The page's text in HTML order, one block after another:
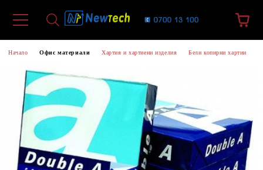
Начало Офис материали Хартия и хартиени изделия Бели копирни хартии